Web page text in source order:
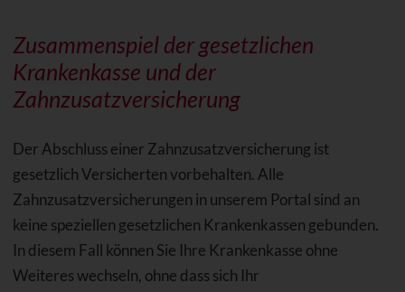
Zusammenspiel der gesetzlichen
Krankenkasse und der
Zahnzusatzversicherung
Der Abschluss einer Zahnzusatzversicherung ist
gesetzlich Versicherten vorbehalten. Alle
Zahnzusatzversicherungen in unserem Portal sind an
keine speziellen gesetzlichen Krankenkassen gebunden.
In diesem Fall können Sie Ihre Krankenkasse ohne
Weiteres wechseln, ohne dass sich Ihr